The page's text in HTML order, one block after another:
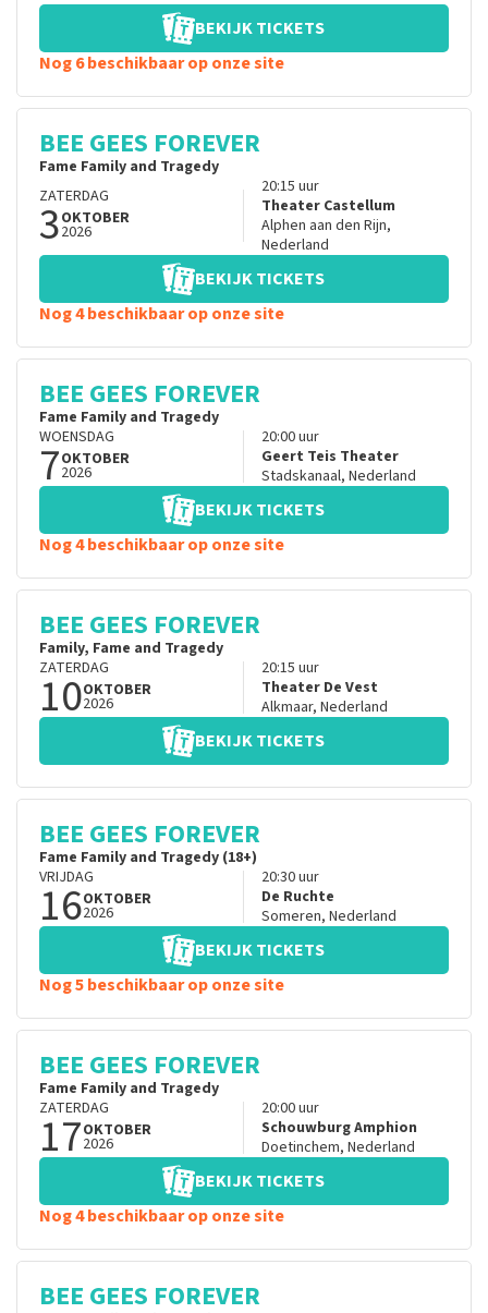
BEKIJK TICKETS
Nog 6 beschikbaar op onze site
BEE GEES FOREVER
Fame Family and Tragedy
ZATERDAG
3OKTOBER
2026
20:15 uur
Theater Castellum
Alphen aan den Rijn,
Nederland
BEKIJK TICKETS
Nog 4 beschikbaar op onze site
BEE GEES FOREVER
Fame Family and Tragedy
WOENSDAG
7OKTOBER
2026
20:00uur
Geert Teis Theater
Stadskanaal, Nederland
BEKIJK TICKETS
Nog 4 beschikbaar op onze site
BEE GEES FOREVER
Family, Fame and Tragedy
ZATERDAG
10OKTOBER
2026
20:15 uur
Theater De Vest
Alkmaar, Nederland
BEKIJK TICKETS
BEE GEES FOREVER
Fame Family and Tragedy (18+)
VRIJDAG
16OKTOBER
2026
20:30uur
De Ruchte
Someren, Nederland
BEKIJK TICKETS
Nog 5 beschikbaar op onze site
BEE GEES FOREVER
Fame Family and Tragedy
ZATERDAG
17OKTOBER
2026
20:00uur
Schouwburg Amphion
Doetinchem, Nederland
BEKIJK TICKETS
Nog 4 beschikbaar op onze site
BEE GEES FOREVER